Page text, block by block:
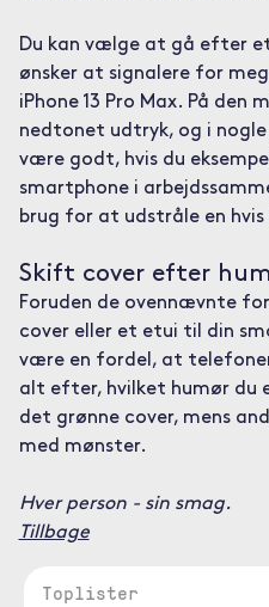
Du kan vælge at gå efter
ønsker at signalere for
iPhone 13 Pro Max. På den
nedtonet udtryk, og i
være godt, hvis du
smartphone i
brug for at udstråle en
Skift cover efter
Foruden de ovennævnte
cover eller et etui til din
være en fordel, at
alt efter, hvilket humør du
det grønne cover, mens
med mønster.
Hver person - sin smag.
Tillbage
Toplister